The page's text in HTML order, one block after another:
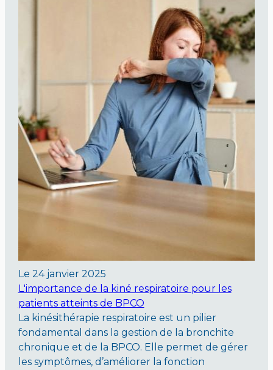
Le 24 janvier 2025
L'importance de la kiné respiratoire pour les
patients atteints de BPCO
La kinésithérapie respiratoire est un pilier
fondamental dans la gestion de la bronchite
chronique et de la BPCO. Elle permet de gérer
les symptômes, d’améliorer la fonction